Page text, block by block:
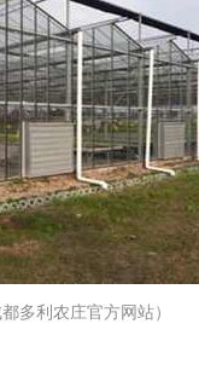
都多利农庄官方网站）